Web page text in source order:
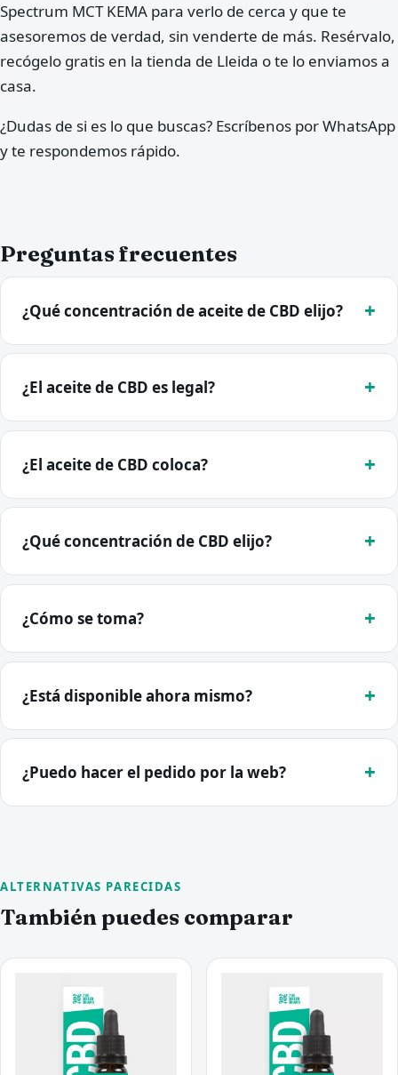
Spectrum MCT KEMA para verlo de cerca y que te
asesoremos de verdad, sin venderte de más. Resérvalo,
recógelo gratis en la tienda de Lleida o te lo enviamos a
casa.
¿Dudas de si es lo que buscas? Escríbenos por WhatsApp
y te respondemos rápido.
Preguntas frecuentes
¿Qué concentración de aceite de CBD elijo?
¿El aceite de CBD es legal?
¿El aceite de CBD coloca?
¿Qué concentración de CBD elijo?
¿Cómo se toma?
¿Está disponible ahora mismo?
¿Puedo hacer el pedido por la web?
ALTERNATIVAS PARECIDAS
También puedes comparar